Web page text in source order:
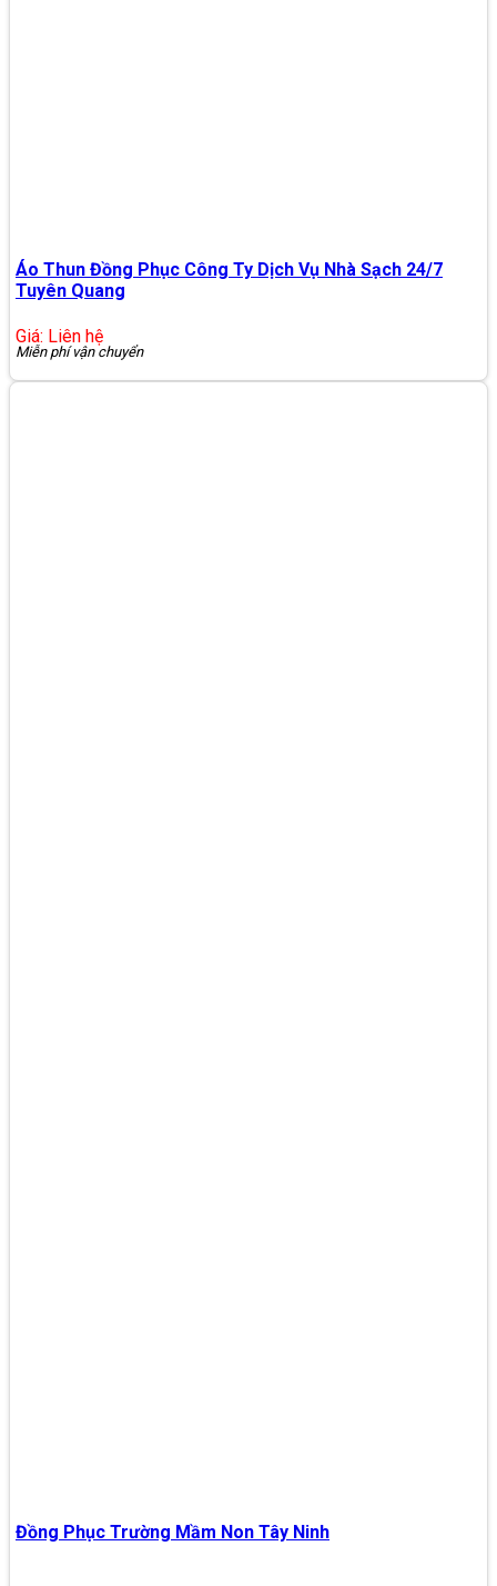
Áo Thun Đồng Phục Công Ty Dịch Vụ Nhà Sạch 24/7
Tuyên Quang
Giá: Liên hệ
Miễn phí vận chuyển
Đồng Phục Trường Mầm Non Tây Ninh